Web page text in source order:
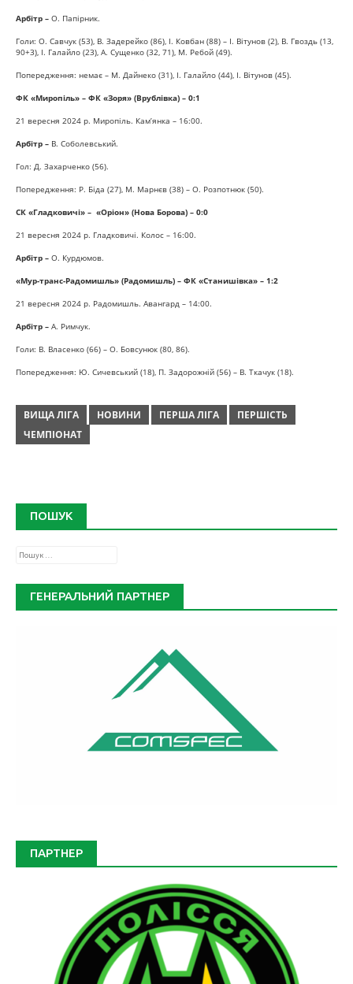
Арбітр – О. Папірник.
Голи: О. Савчук (53), В. Задерейко (86), І. Ковбан (88) – І. Вітунов (2), В. Гвоздь (13,
90+3), І. Галайло (23), А. Сущенко (32, 71), М. Ребой (49).
Попередження: немає – М. Дайнеко (31), І. Галайло (44), І. Вітунов (45).
ФК «Миропіль» – ФК «Зоря» (Врублівка) – 0:1
21 вересня 2024 р. Миропіль. Кам’янка – 16:00.
Арбітр – В. Соболевський.
Гол: Д. Захарченко (56).
Попередження: Р. Біда (27), М. Марнєв (38) – О. Розпотнюк (50).
СК «Гладковичі» – «Оріон» (Нова Борова) – 0:0
21 вересня 2024 р. Гладковичі. Колос – 16:00.
Арбітр – О. Курдюмов.
«Мур-транс-Радомишль» (Радомишль) – ФК «Станишівка» – 1:2
21 вересня 2024 р. Радомишль. Авангард – 14:00.
Арбітр – А. Римчук.
Голи: В. Власенко (66) – О. Бовсунюк (80, 86).
Попередження: Ю. Сичевський (18), П. Задорожній (56) – В. Ткачук (18).
ВИЩА ЛІГА НОВИНИ ПЕРША ЛІГА
ПЕРШІСТЬ
ЧЕМПІОНАТ
ПОШУК
Пошук:
ГЕНЕРАЛЬНИЙ ПАРТНЕР
ПАРТНЕР